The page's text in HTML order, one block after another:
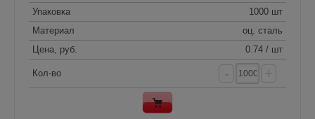
Упаковка
1000 шт
Материал
оц. сталь
Цена, руб.
0.74 / шт
Кол-во